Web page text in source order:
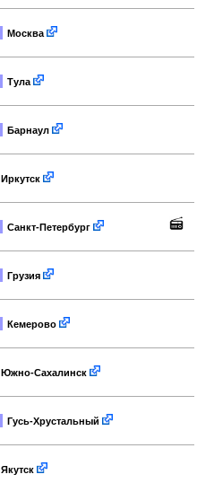
Москва
Тула
Барнаул
Иркутск
Санкт-Петербург
Грузия
Кемерово
Южно-Сахалинск
Гусь-Хрустальный
Якутск